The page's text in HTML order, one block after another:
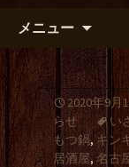
メニュー
2020年9月
らせ
い
もつ鍋, キン
居酒屋, 名古